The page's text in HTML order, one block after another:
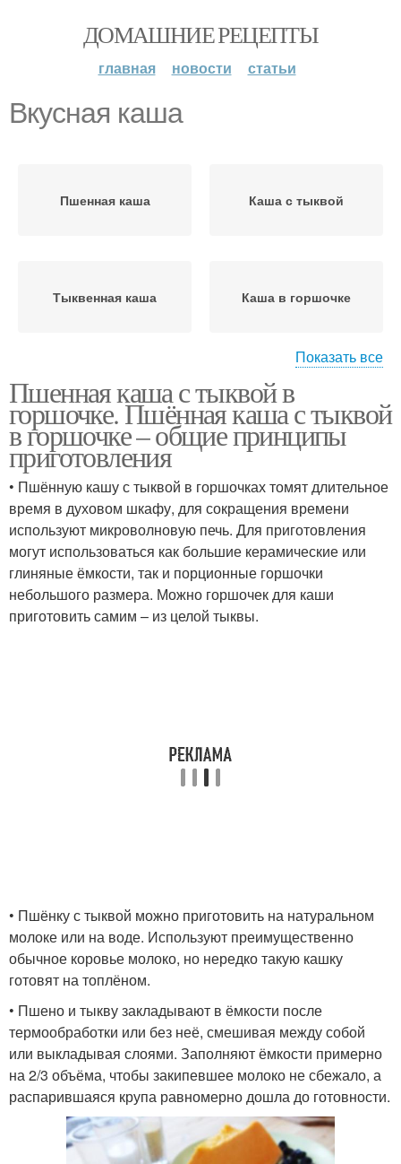
ДОМАШНИЕ РЕЦЕПТЫ
главная новости статьи
Вкусная каша
Пшенная каша Каша с тыквой
Тыквенная каша Каша в горшочке
Каши с тыквой Молочная каша
Рисовая каша Ингредиенты для каша
Каша на воде Каша из тыквы
Показать все
Пшенная каша с тыквой в
горшочке. Пшённая каша с тыквой
в горшочке – общие принципы
приготовления
• Пшённую кашу с тыквой в горшочках томят длительное
время в духовом шкафу, для сокращения времени
используют микроволновую печь. Для приготовления
могут использоваться как большие керамические или
глиняные ёмкости, так и порционные горшочки
небольшого размера. Можно горшочек для каши
приготовить самим – из целой тыквы.
• Пшёнку с тыквой можно приготовить на натуральном
молоке или на воде. Используют преимущественно
обычное коровье молоко, но нередко такую кашку
готовят на топлёном.
• Пшено и тыкву закладывают в ёмкости после
термообработки или без неё, смешивая между собой
или выкладывая слоями. Заполняют ёмкости примерно
на 2/3 объёма, чтобы закипевшее молоко не сбежало, а
распарившаяся крупа равномерно дошла до готовности.